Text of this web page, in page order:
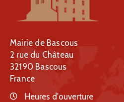
Mairie de Bascous
2 rue du Château
32190 Bascous
France
Heures d'ouverture